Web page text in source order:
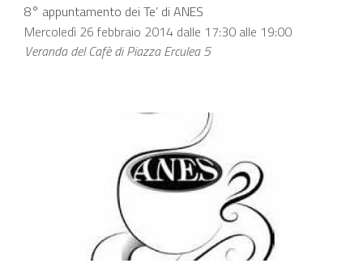
8° appuntamento dei Te’ di ANES
Mercoledì 26 febbraio 2014 dalle 17:30 alle 19:00
Veranda del Cafè di Piazza Erculea 5